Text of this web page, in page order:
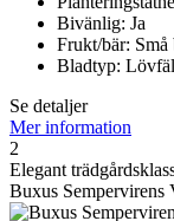
Bivänlig: Ja
Frukt/bär:
Bladtyp:
Se detaljer
Mer information
2
Elegant
Buxus Sempervirens